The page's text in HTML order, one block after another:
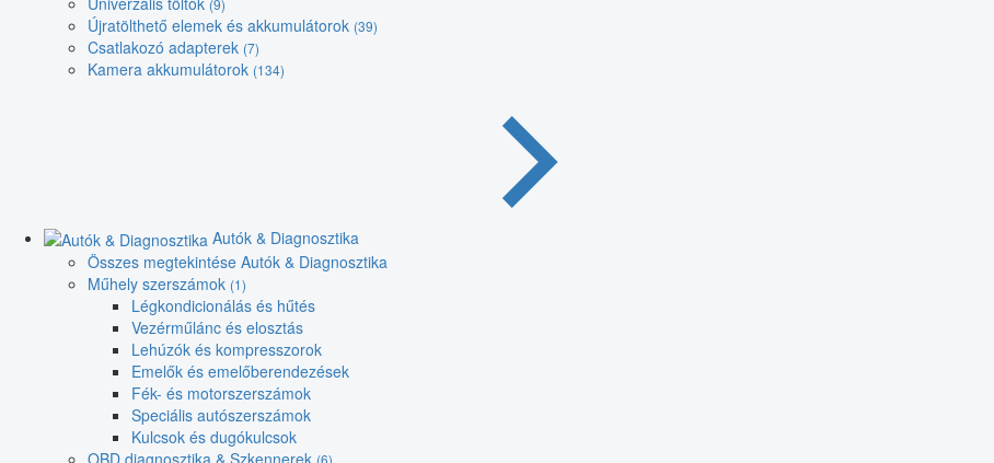
Újratölthető elemek és akkumulátorok (39)
Csatlakozó adapterek (7)
Kamera akkumulátorok (134)
Autók & Diagnosztika
Összes megtekintése Autók & Diagnosztika
Műhely szerszámok (1)
Légkondicionálás és hűtés
Vezérműlánc és elosztás
Lehúzók és kompresszorok
Emelők és emelőberendezések
Fék- és motorszerszámok
Speciális autószerszámok
Kulcsok és dugókulcsok
OBD diagnosztika & Szkennerek (6)